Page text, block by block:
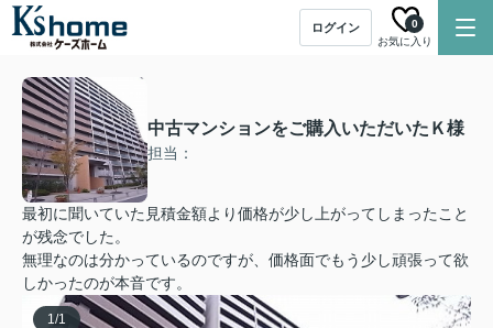
ログイン
お気に入り
0
中古マンションをご購入いただいたＫ様
担当：
最初に聞いていた見積金額より価格が少し上がってしまったこと
が残念でした。
無理なのは分かっているのですが、価格面でもう少し頑張って欲
しかったのが本音です。
1/1